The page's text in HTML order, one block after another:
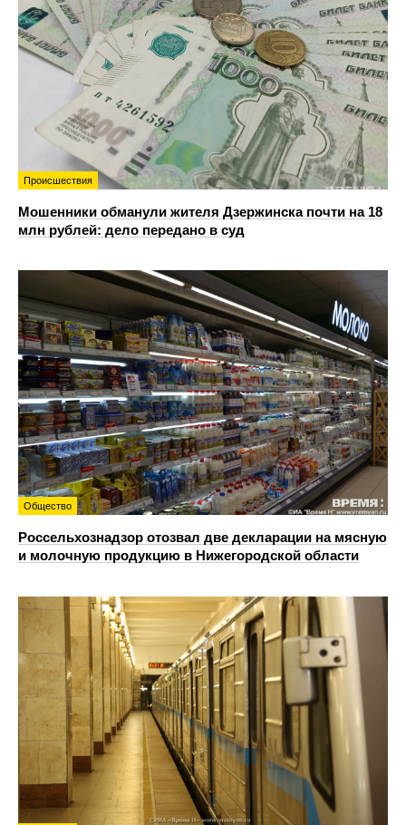
Происшествия
Мошенники обманули жителя Дзержинска почти на 18
млн рублей: дело передано в суд
Общество
Россельхознадзор отозвал две декларации на мясную
и молочную продукцию в Нижегородской области